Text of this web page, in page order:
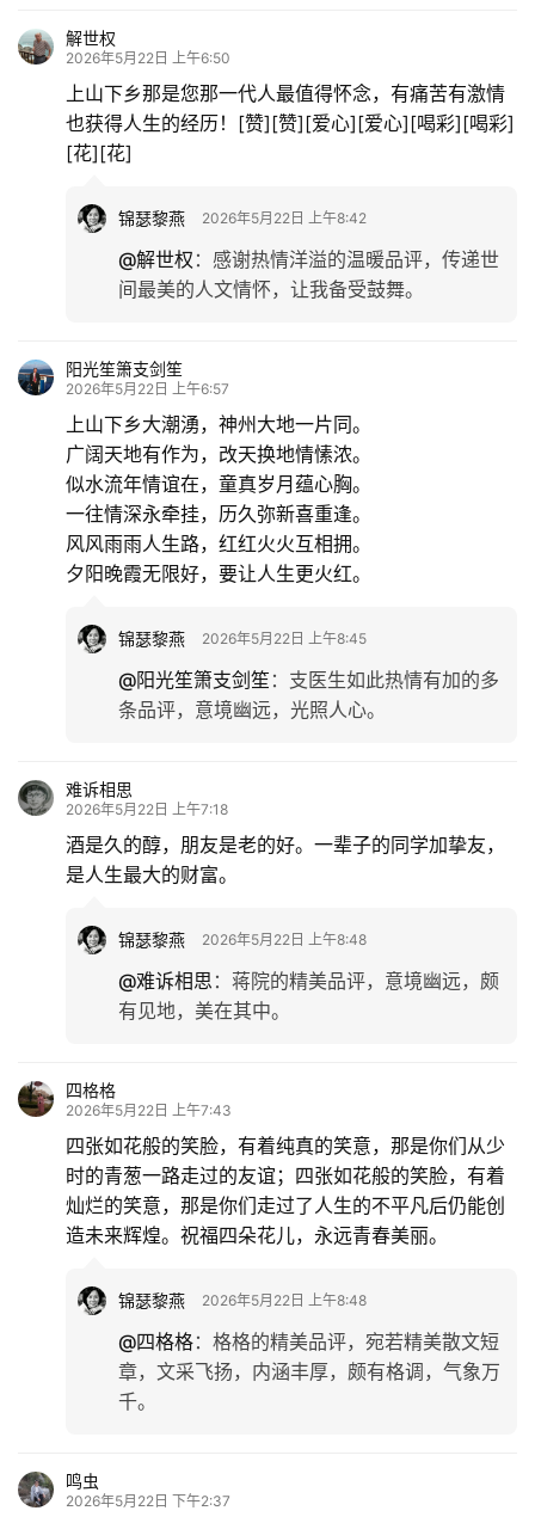
解世权
2026年5月22日 上午6:50
上山下乡那是您那一代人最值得怀念，有痛苦有激情
也获得人生的经历！[赞][赞][爱心][爱心][喝彩][喝彩]
[花][花]
锦瑟黎燕 2026年5月22日 上午8:42
@解世权 ： 感谢热情洋溢的温暖品评，传递世
间最美的人文情怀，让我备受鼓舞。
阳光笙箫支剑笙
2026年5月22日 上午6:57
上山下乡大潮湧，神州大地一片同。
广阔天地有作为，改天换地情愫浓。
似水流年情谊在，童真岁月蕴心胸。
一往情深永牵挂，历久弥新喜重逢。
风风雨雨人生路，红红火火互相拥。
夕阳晚霞无限好，要让人生更火红。
锦瑟黎燕 2026年5月22日 上午8:45
@阳光笙箫支剑笙 ： 支医生如此热情有加的多
条品评，意境幽远，光照人心。
难诉相思
2026年5月22日 上午7:18
酒是久的醇，朋友是老的好。一辈子的同学加挚友，
是人生最大的财富。
锦瑟黎燕 2026年5月22日 上午8:48
@难诉相思 ： 蒋院的精美品评，意境幽远，颇
有见地，美在其中。
四格格
2026年5月22日 上午7:43
四张如花般的笑脸，有着纯真的笑意，那是你们从少
时的青葱一路走过的友谊；四张如花般的笑脸，有着
灿烂的笑意，那是你们走过了人生的不平凡后仍能创
造未来辉煌。祝福四朵花儿，永远青春美丽。
锦瑟黎燕 2026年5月22日 上午8:48
@四格格： 格格的精美品评，宛若精美散文短
章，文采飞扬，内涵丰厚，颇有格调，气象万
千。
鸣虫
2026年5月22日 下午2:37